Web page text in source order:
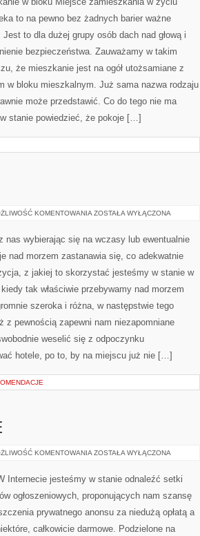
to na pewno bez żadnych barier ważne
Jest to dla dużej grupy osób dach nad głową i
bezpieczeństwa. Zauważamy w takim
że mieszkanie jest na ogół utożsamiane z
w bloku mieszkalnym. Już sama nazwa rodzaju
może przedstawić. Co do tego nie ma
stanie powiedzieć, że pokoje […]
KOMENTOWANIA GDZIE
ZOSTAŁA WYŁĄCZONA
nas wybierając się na wczasy lub ewentualnie
nad morzem zastanawia się, co adekwatnie
z jakiej to skorzystać jesteśmy w stanie w
tak właściwie przebywamy nad morzem
szeroka i różna, w następstwie tego
z pewnością zapewni nam niezapomniane
weselić się z odpoczynku
hotele, po to, by na miejscu już nie […]
KOMENTOWANIA OGŁOSZENIA
ZOSTAŁA WYŁĄCZONA
Internecie jesteśmy w stanie odnaleźć setki
ogłoszeniowych, proponujących nam szansę
prywatnego anonsu za niedużą opłatą a
całkowicie darmowe. Podzielone na